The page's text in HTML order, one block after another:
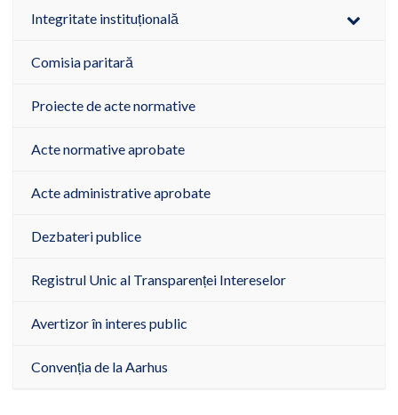
Integritate instituțională
Comisia paritară
Proiecte de acte normative
Acte normative aprobate
Acte administrative aprobate
Dezbateri publice
Registrul Unic al Transparenței Intereselor
Avertizor în interes public
Convenția de la Aarhus